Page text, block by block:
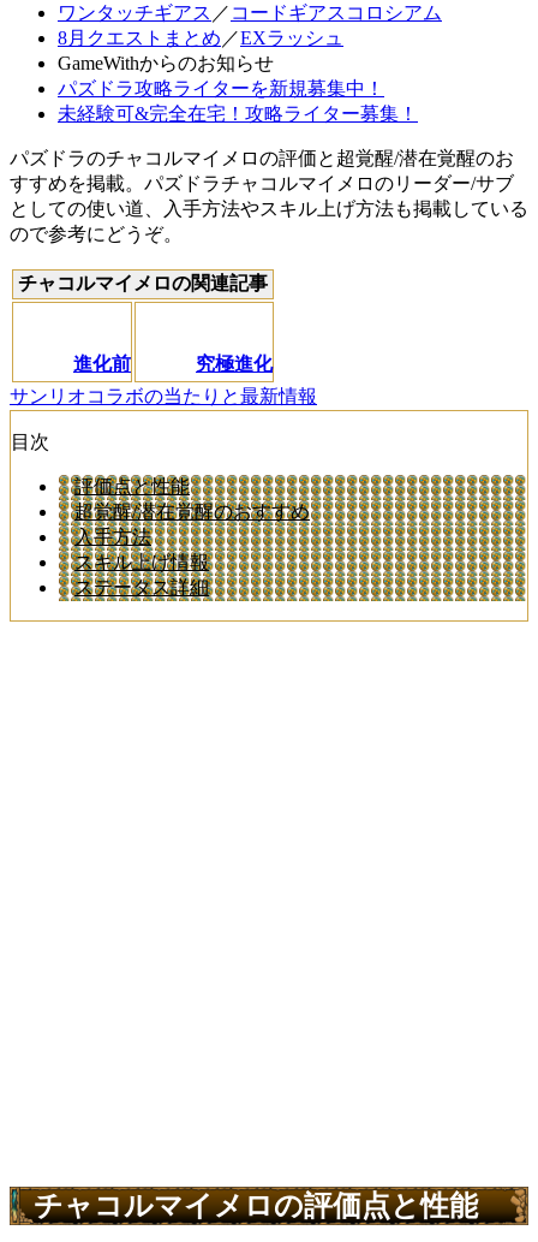
ワンタッチギアス ／ コードギアスコロシアム
8月クエストまとめ ／EXラッシュ
GameWithからのお知らせ
パズドラ攻略ライターを新規募集中！
未経験可&完全在宅！攻略ライター募集！
パズドラのチャコルマイメロの評価と超覚醒/潜在覚醒のお
すすめを掲載。パズドラチャコルマイメロのリーダー/サブ
としての使い道、入手方法やスキル上げ方法も掲載している
ので参考にどうぞ。
チャコルマイメロの関連記事
進化前
究極進化
サンリオコラボの当たりと最新情報
目次
評価点と性能
超覚醒/潜在覚醒のおすすめ
入手方法
スキル上げ情報
ステータス詳細
チャコルマイメロの評価点と性能